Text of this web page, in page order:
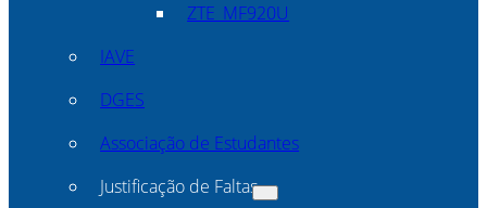
ZTE_MF920U
IAVE
DGES
Associação de Estudantes
Justificação de Faltas